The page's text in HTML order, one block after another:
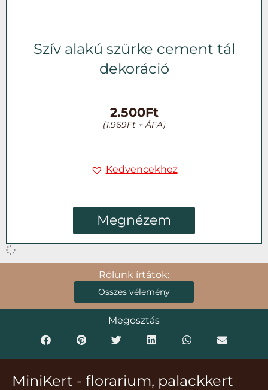
Szív alakú szürke cement tál
dekoráció
2.500Ft
(1.969Ft+ ÁFA)
Kedvencekhez
Megnézem
Rólunk írtátok:
Összes vélemény
Megosztás
MiniKert - florarium, palackkert